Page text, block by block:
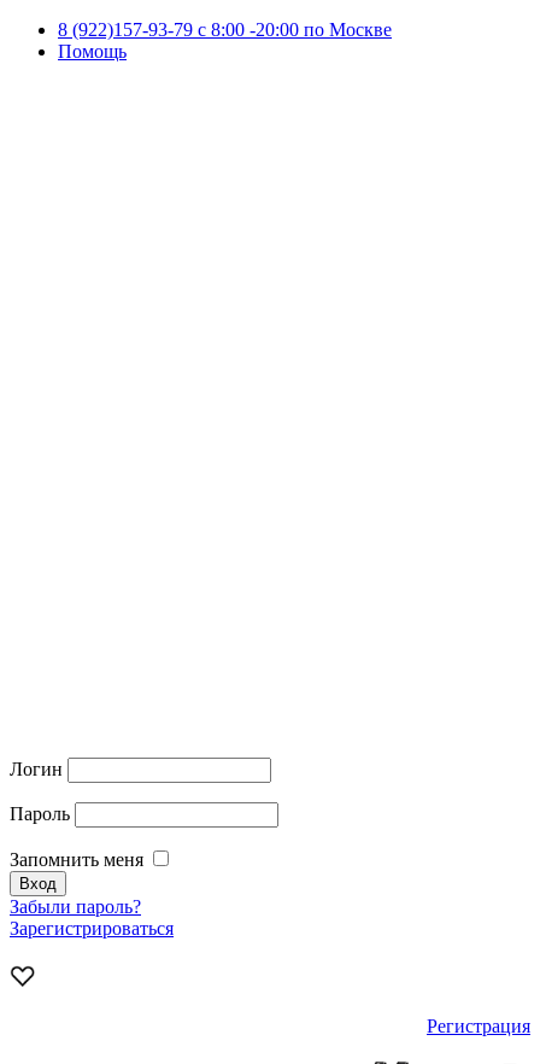
8 (922)157-93-79 c 8:00 -20:00 по Москве
Помощь
Логин
Пароль
Запомнить меня
Забыли пароль?
Зарегистрироваться
Регистрация